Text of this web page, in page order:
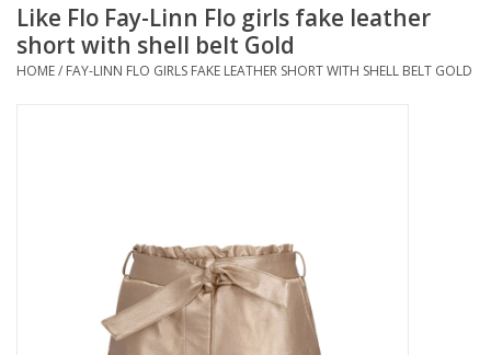
Baby
Jongens
Schoenen en Tassen
Like Flo Fay-Linn Flo girls fake leather
short with shell belt Gold
HOME/ FAY-LINN FLO GIRLS FAKE LEATHER SHORT WITH SHELL BELT GOLD